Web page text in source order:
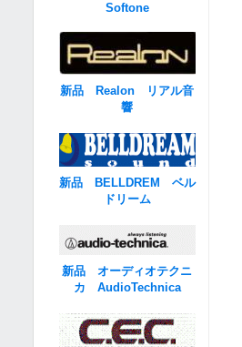
Softone
新品 Realon リアル音
響
新品 BELLDREM ベル
ドリーム
新品 オーディオテクニ
カ AudioTechnica